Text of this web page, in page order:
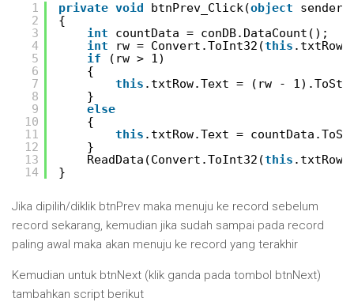
1
2
3
4
5
6
7
8
9
10
11
12
13
14
private void btnPrev_Click(object
{
int
countData = conDB.DataCount();
int
rw = Convert.ToInt32(this
if
(rw > 1)
{
this .txtRow.Text = (rw -
}
else
{
this .txtRow.Text =
}
ReadData(Convert.ToInt32(this
}
Jika dipilih/diklik btnPrev maka menuju ke record sebelum
record sekarang, kemudian jika sudah sampai pada record
paling awal maka akan menuju ke record yang terakhir
Kemudian untuk btnNext (klik ganda pada tombol btnNext)
tambahkan script berikut